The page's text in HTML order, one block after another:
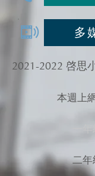
多
2021-2022 啓思
本週上
二年